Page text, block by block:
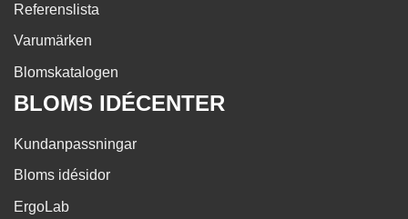
Referenslista
Varumärken
Blomskatalogen
BLOMS IDÉCENTER
Kundanpassningar
Bloms idésidor
ErgoLab